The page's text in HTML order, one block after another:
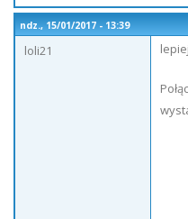
ndz., 15/01/2017 - 13:39
loli21